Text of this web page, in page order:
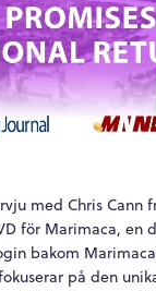
med Chris Cann
för Marimaca, en
bakom
på den